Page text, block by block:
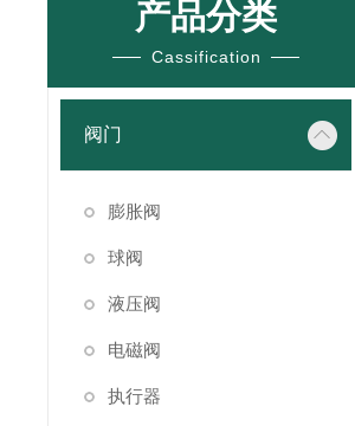
产品分类
Cassification
阀门
膨胀阀
球阀
液压阀
电磁阀
执行器